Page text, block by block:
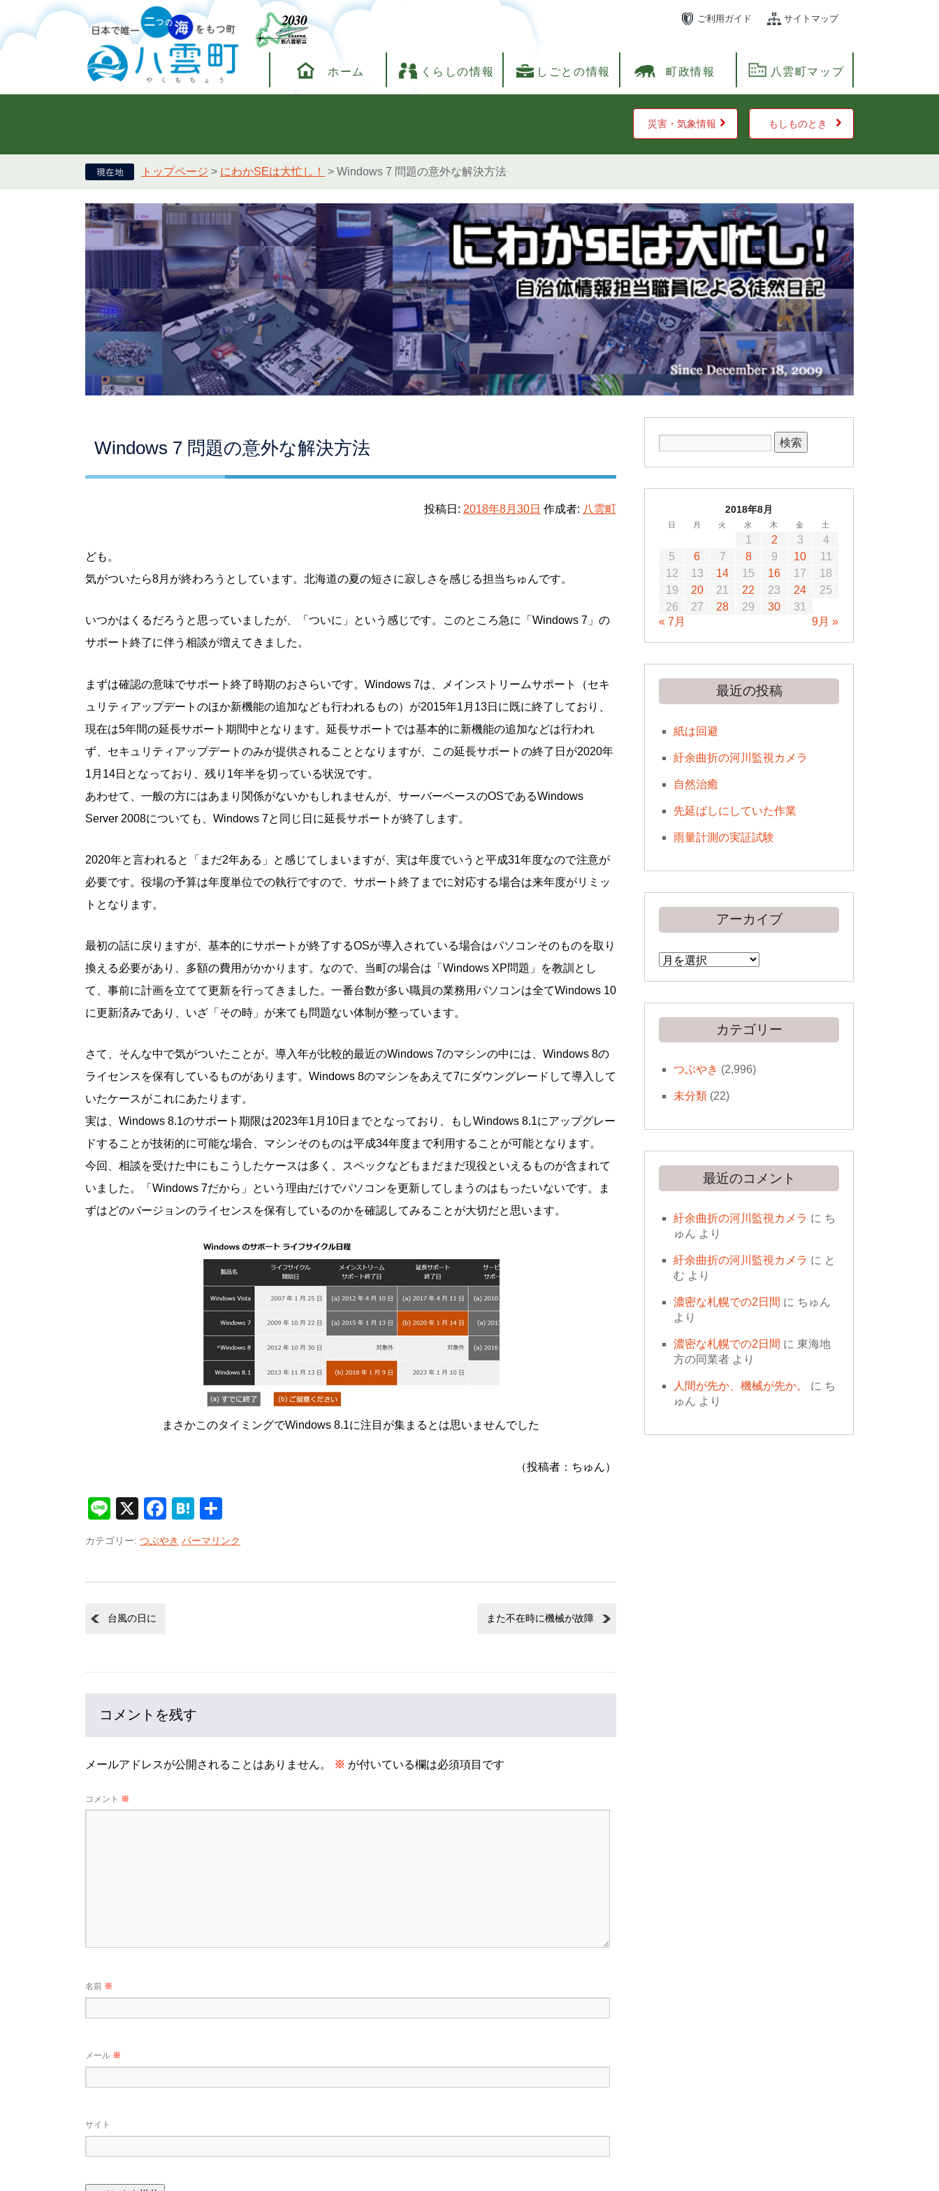
ご利用ガイド サイトマップ
ホーム くらしの情報 しごとの情報 町政情報 八雲町マップ
災害・気象情報 もしものとき
トップページ > にわかSEは大忙し！ > Windows 7 問題の意外な解決方法
Windows 7 問題の意外な解決方法
投稿日: 2018年8月30日 作成者: 八雲町
ども。
気がついたら8月が終わろうとしています。北海道の夏の短さに寂しさを感じる担当ちゅんです。
いつかはくるだろうと思っていましたが、「ついに」という感じです。このところ急に「Windows 7」の
サポート終了に伴う相談が増えてきました。
まずは確認の意味でサポート終了時期のおさらいです。Windows 7は、メインストリームサポート（セキ
ュリティアップデートのほか新機能の追加なども行われるもの）が2015年1月13日に既に終了しており、
現在は5年間の延長サポート期間中となります。延長サポートでは基本的に新機能の追加などは行われ
ず、セキュリティアップデートのみが提供されることとなりますが、この延長サポートの終了日が2020年
1月14日となっており、残り1年半を切っている状況です。
あわせて、一般の方にはあまり関係がないかもしれませんが、サーバーベースのOSであるWindows
Server 2008についても、Windows 7と同じ日に延長サポートが終了します。
2020年と言われると「まだ2年ある」と感じてしまいますが、実は年度でいうと平成31年度なので注意が
必要です。役場の予算は年度単位での執行ですので、サポート終了までに対応する場合は来年度がリミッ
トとなります。
最初の話に戻りますが、基本的にサポートが終了するOSが導入されている場合はパソコンそのものを取り
換える必要があり、多額の費用がかかります。なので、当町の場合は「Windows XP問題」を教訓とし
て、事前に計画を立てて更新を行ってきました。一番台数が多い職員の業務用パソコンは全てWindows 10
に更新済みであり、いざ「その時」が来ても問題ない体制が整っています。
さて、そんな中で気がついたことが。導入年が比較的最近のWindows 7のマシンの中には、Windows 8の
ライセンスを保有しているものがあります。Windows 8のマシンをあえて7にダウングレードして導入して
いたケースがこれにあたります。
実は、Windows 8.1のサポート期限は2023年1月10日までとなっており、もしWindows 8.1にアップグレー
ドすることが技術的に可能な場合、マシンそのものは平成34年度まで利用することが可能となります。
今回、相談を受けた中にもこうしたケースは多く、スペックなどもまだまだ現役といえるものが含まれて
いました。「Windows 7だから」という理由だけでパソコンを更新してしまうのはもったいないです。ま
ずはどのバージョンのライセンスを保有しているのかを確認してみることが大切だと思います。
まさかこのタイミングでWindows 8.1に注目が集まるとは思いませんでした
（投稿者：ちゅん）
Line
X Facebook
Hatena
有
カテゴリー: つぶやき パーマリンク
台風の日に また不在時に機械が故障
コメントを残す
メールアドレスが公開されることはありません。 ※ が付いている欄は必須項目です
コメント ※
名前 ※
メール ※
サイト
2018年8月
日 月 火 水 木 金 土
1 2 3
4
5
6 7 8 9 10
11
12
13 14 15 16 17
18
19
20 21 22 23 24
25
26
27 28 29 30
31
« 7月
9月 »
最近の投稿
紙は回避
紆余曲折の河川監視カメラ
自然治癒
先延ばしにしていた作業
雨量計測の実証試験
アーカイブ
ア
ー
カ
カテゴリー
つぶやき (2,996)
未分類(22)
最近のコメント
紆余曲折の河川監視カメラ に ち
ゅん より
紆余曲折の河川監視カメラ に と
む より
濃密な札幌での2日間 に ちゅん
より
濃密な札幌での2日間 に 東海地
方の同業者より
人間が先か、機械が先か。 に ち
ゅん より